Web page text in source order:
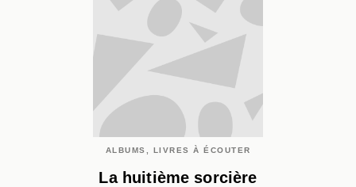
ALBUMS, LIVRES À ÉCOUTER
La huitième sorcière